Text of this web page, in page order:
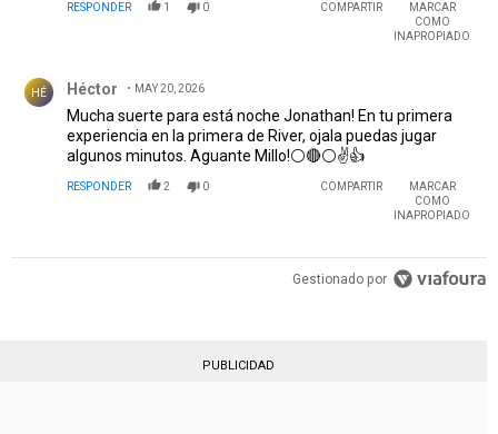
RESPONDER 1 0 COMPARTIR
MARCAR
COMO
INAPROPIADO
HÉ Héctor MAY 20, 2026
Mucha suerte para está noche Jonathan! En tu primera
experiencia en la primera de River, ojala puedas jugar
algunos minutos. Aguante Millo!⚪🔴⚪✌👍
RESPONDER 2 0 COMPARTIR
MARCAR
COMO
INAPROPIADO
Gestionado por
PUBLICIDAD